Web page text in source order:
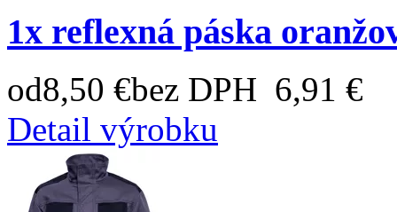
1x reflexná páska
od8,50 €bez DPH 6,91 €
Detail výrobku